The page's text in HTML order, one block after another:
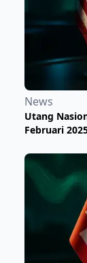
News
Utang
Februari